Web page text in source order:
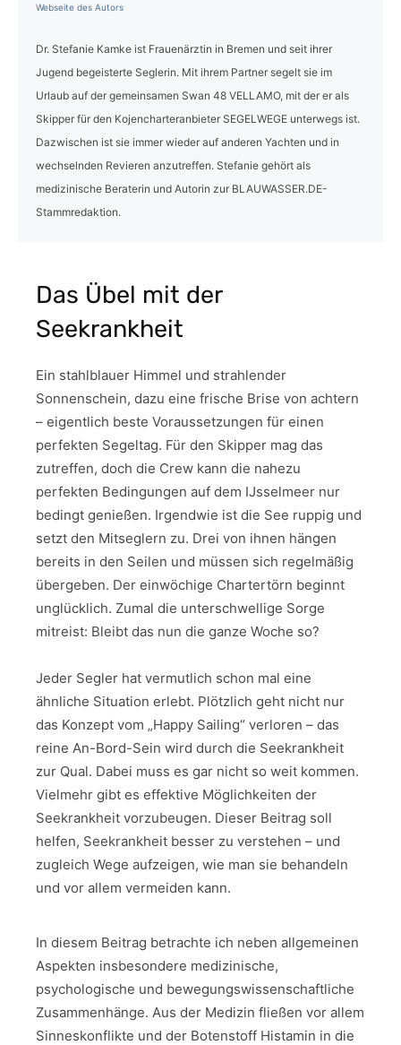
Webseite des Autors
Dr. Stefanie Kamke ist Frauenärztin in Bremen und seit ihrer
Jugend begeisterte Seglerin. Mit ihrem Partner segelt sie im
Urlaub auf der gemeinsamen Swan 48 VELLAMO, mit der er als
Skipper für den Kojencharteranbieter SEGELWEGE unterwegs ist.
Dazwischen ist sie immer wieder auf anderen Yachten und in
wechselnden Revieren anzutreffen. Stefanie gehört als
medizinische Beraterin und Autorin zur BLAUWASSER.DE-
Stammredaktion.
Das Übel mit der
Seekrankheit
Ein stahlblauer Himmel und strahlender
Sonnenschein, dazu eine frische Brise von achtern
– eigentlich beste Voraussetzungen für einen
perfekten Segeltag. Für den Skipper mag das
zutreffen, doch die Crew kann die nahezu
perfekten Bedingungen auf dem IJsselmeer nur
bedingt genießen. Irgendwie ist die See ruppig und
setzt den Mitseglern zu. Drei von ihnen hängen
bereits in den Seilen und müssen sich regelmäßig
übergeben. Der einwöchige Chartertörn beginnt
unglücklich. Zumal die unterschwellige Sorge
mitreist: Bleibt das nun die ganze Woche so?
Jeder Segler hat vermutlich schon mal eine
ähnliche Situation erlebt. Plötzlich geht nicht nur
das Konzept vom „Happy Sailing“ verloren – das
reine An-Bord-Sein wird durch die Seekrankheit
zur Qual. Dabei muss es gar nicht so weit kommen.
Vielmehr gibt es effektive Möglichkeiten der
Seekrankheit vorzubeugen. Dieser Beitrag soll
helfen, Seekrankheit besser zu verstehen – und
zugleich Wege aufzeigen, wie man sie behandeln
und vor allem vermeiden kann.
In diesem Beitrag betrachte ich neben allgemeinen
Aspekten insbesondere medizinische,
psychologische und bewegungswissenschaftliche
Zusammenhänge. Aus der Medizin fließen vor allem
Sinneskonflikte und der Botenstoff Histamin in die